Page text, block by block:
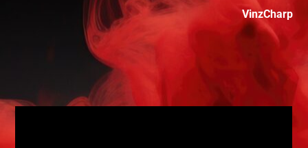
VinzCharp